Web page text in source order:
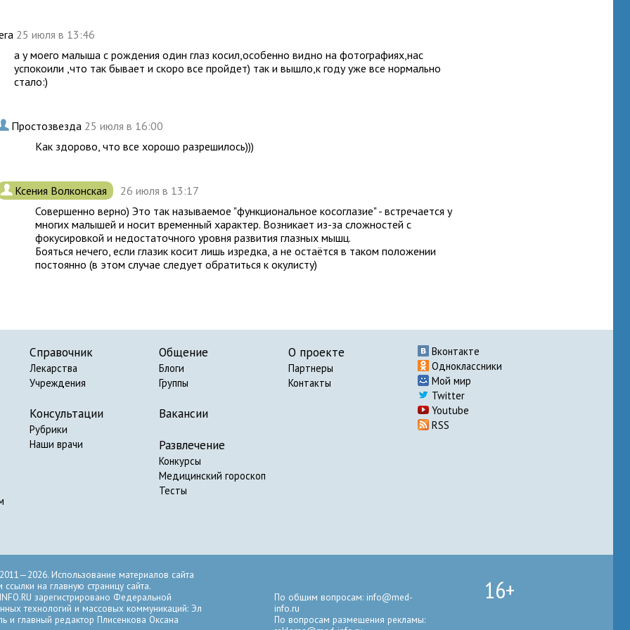
25 июля в 13:46
а у моего малыша с рождения один глаз косил,особенно видно на фотографиях,нас
успокоили ,что так бывает и скоро все пройдет) так и вышло,к году уже все нормально
стало:)
Простозвезда 25 июля в 16:00
Как здорово, что все хорошо разрешилось)))
. Ксения Волконская
26 июля в 13:17
Совершенно верно) Это так называемое "функциональное косоглазие" - встречается у
многих малышей и носит временный характер. Возникает из-за сложностей с
фокусировкой и недостаточного уровня развития глазных мышц.
Бояться нечего, если глазик косит лишь изредка, а не остаётся в таком положении
постоянно (в этом случае следует обратиться к окулисту)
Справочник
Лекарства
Учреждения
Консультации
Рубрики
Наши врачи
Общение
Блоги
Группы
Вакансии
Развлечение
Конкурсы
Медицинский гороскоп
Тесты
О проекте
Партнеры
Контакты
Вконтакте
Одноклассники
Мой мир
Twitter
Youtube
RSS
Использование материалов сайта
на главную страницу сайта.
зарегистрировано Федеральной
технологий и массовых коммуникаций: Эл
и главный редактор Плисенкова Оксана
По общим вопросам: info@med-
info.ru
По вопросам размещения рекламы:
16+